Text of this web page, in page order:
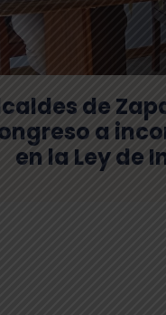
de
a
en la Ley de